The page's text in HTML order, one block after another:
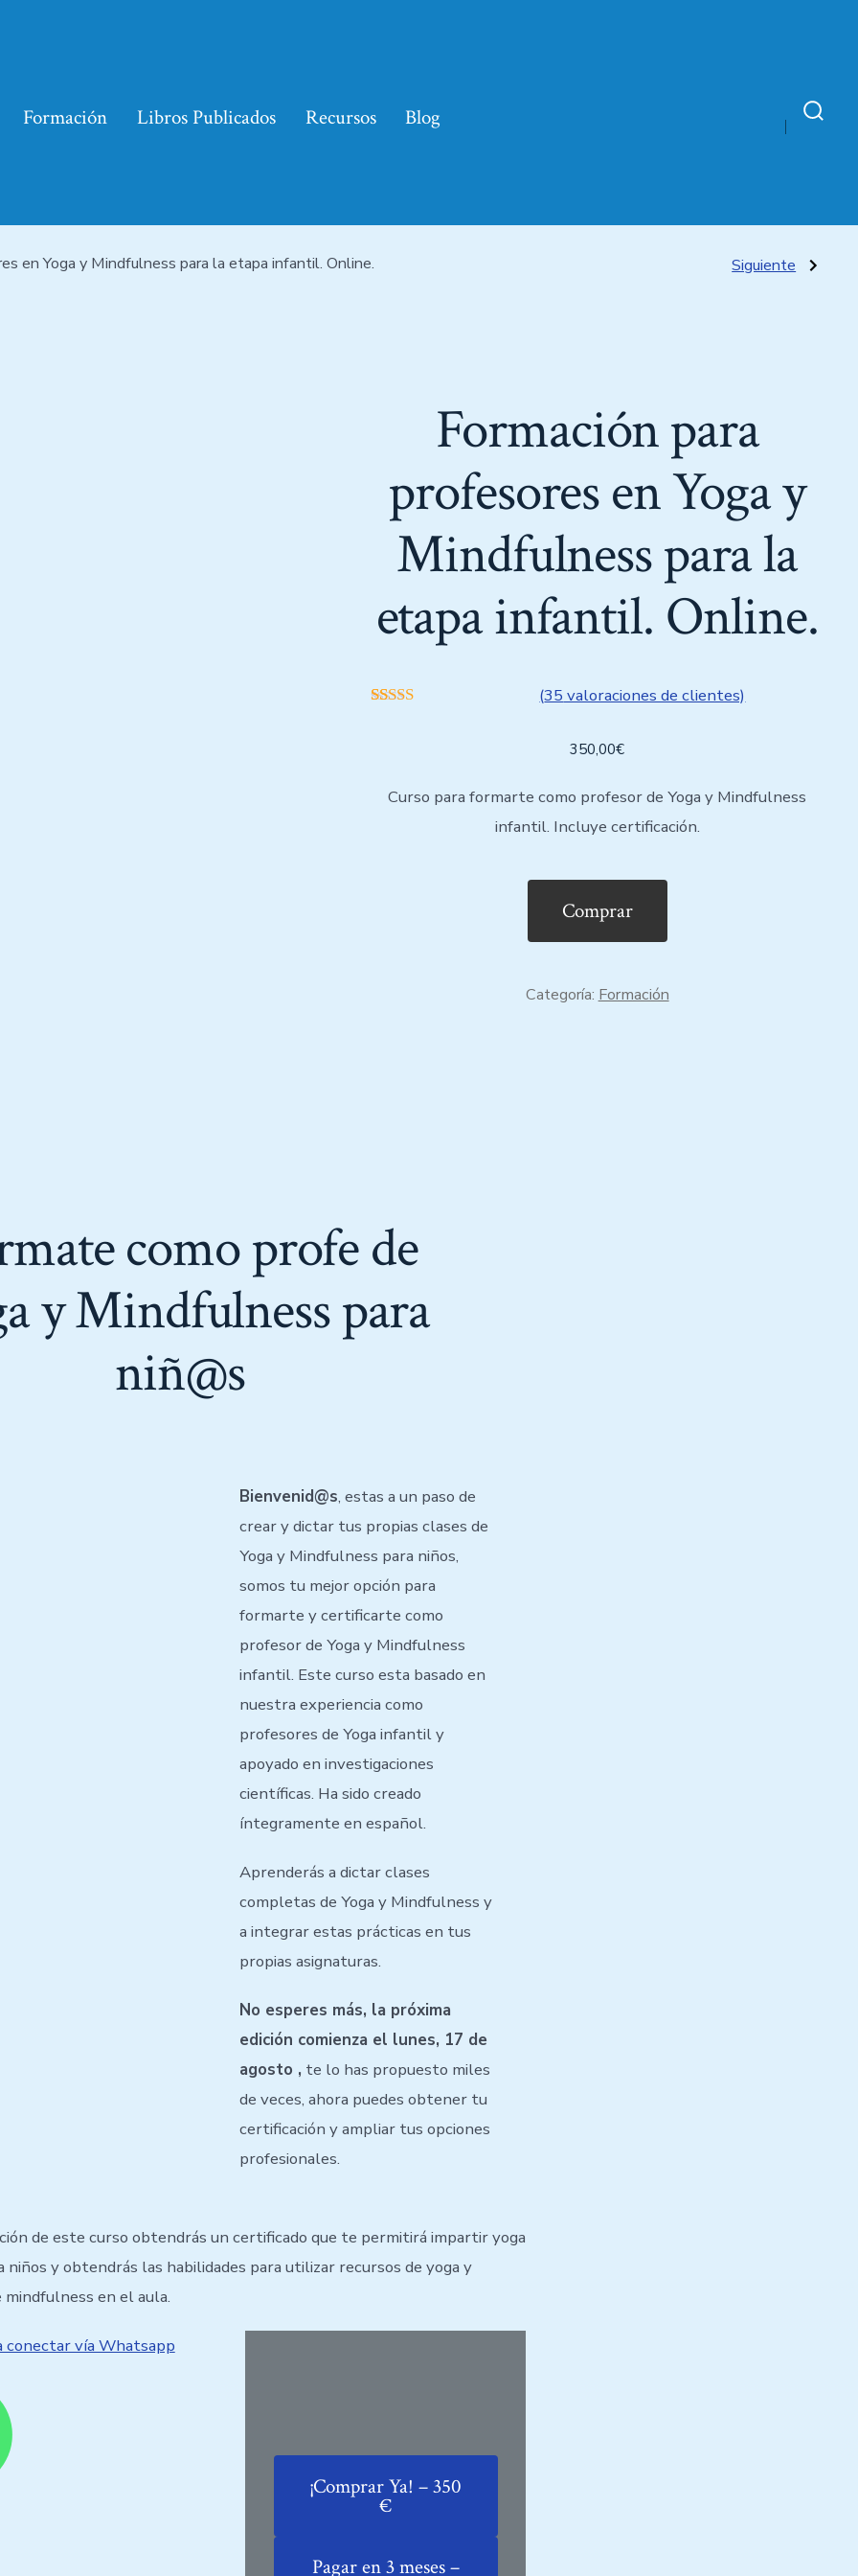
Formación Libros Publicados Recursos Blog
en Yoga y Mindfulness para la etapa infantil. Online. Siguiente
Formación para
profesores en Yoga y
Mindfulness para la
etapa infantil. Online.
(35 valoraciones de clientes)
350,00€
Curso para formarte como profesor de Yoga y Mindfulness
infantil. Incluye certificación.
Comprar
Categoría: Formación
como profe de
y Mindfulness para
niñ@s
Bienvenid@s, estas a un paso de
crear y dictar tus propias clases de
Yoga y Mindfulness para niños,
somos tu mejor opción para
formarte y certificarte como
profesor de Yoga y Mindfulness
infantil. Este curso esta basado en
nuestra experiencia como
profesores de Yoga infantil y
apoyado en investigaciones
científicas. Ha sido creado
íntegramente en español.
Aprenderás a dictar clases
completas de Yoga y Mindfulness y
a integrar estas prácticas en tus
propias asignaturas.
No esperes más, la próxima
edición comienza el lunes, 17 de
agosto , te lo has propuesto miles
de veces, ahora puedes obtener tu
certificación y ampliar tus opciones
profesionales.
de este curso obtendrás un certificado que te permitirá impartir yoga
niños y obtendrás las habilidades para utilizar recursos de yoga y
en el aula.
conectar vía Whatsapp
¡Comprar Ya! – 350
€
Pagar en 3 meses –